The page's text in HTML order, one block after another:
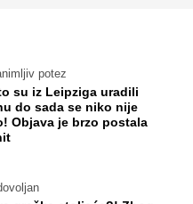
potez
su iz Leipziga uradili
do sada se niko nije
Objava je brzo postala